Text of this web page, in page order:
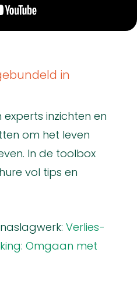
in
inzichten en
om het leven
In de toolbox
vol tips en
Verlies-
Omgaan met